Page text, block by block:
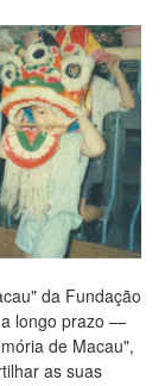
da Fundação
a longo prazo —
de Macau",
as suas